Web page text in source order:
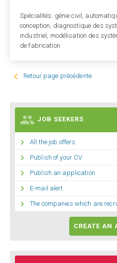
Spécialités: génie civil,
conception, diagnostique des
industriel, modélisation des
de fabrication
 Retour page précédente
 JOB SEEKERS
 All the job offers
 Publish of your CV
 Publish an application
 E-mail alert
 The companies which are
CREATE AN